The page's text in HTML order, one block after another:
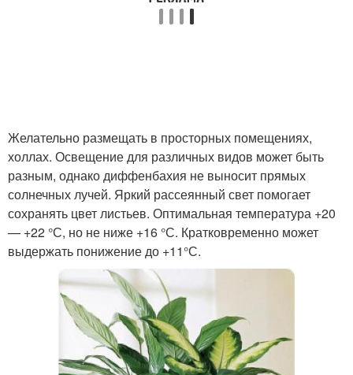
Желательно размещать в просторных помещениях,
холлах. Освещение для различных видов может быть
разным, однако диффенбахия не выносит прямых
солнечных лучей. Яркий рассеянный свет помогает
сохранять цвет листьев. Оптимальная температура +20
— +22 °С, но не ниже +16 °С. Кратковременно может
выдержать понижение до +11°С.